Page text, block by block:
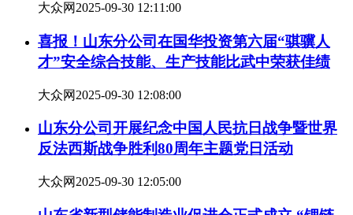
大众网 2025-09-30 12:11:00
喜报！山东分公司在国华投资第六届“骐骥人
才”安全综合技能、生产技能比武中荣获佳绩
大众网 2025-09-30 12:08:00
山东分公司开展纪念中国人民抗日战争暨世界
反法西斯战争胜利80周年主题党日活动
大众网 2025-09-30 12:05:00